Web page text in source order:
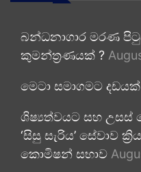
බන්ධනාගාර මරණ
කුමන්ත්‍රණයක් ?
මෙටා සමාගමට දඩයක්
ශිෂ්‍යත්වයට සහ උසස්
‘සිසු සැරිය’ සේවාව
කොමිෂන් සභාව